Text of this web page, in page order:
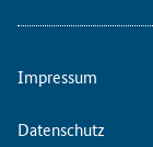
Impressum
Datenschutz